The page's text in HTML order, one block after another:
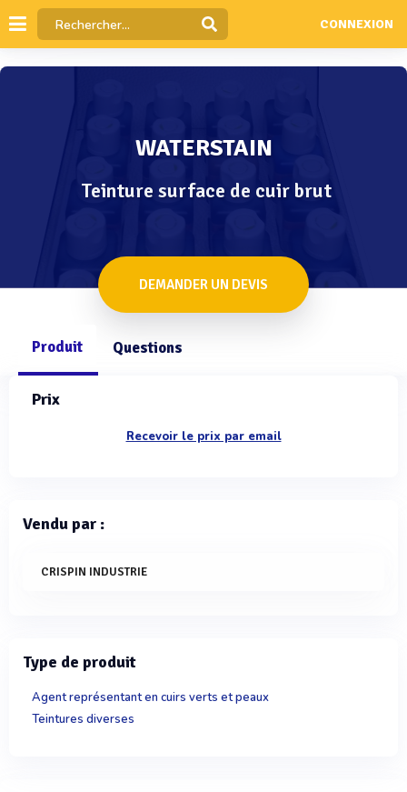
CONNEXION
WATERSTAIN
Teinture surface de cuir brut
DEMANDER UN DEVIS
Produit Questions
Prix
Recevoir le prix par email
Vendu par :
CRISPIN INDUSTRIE
Type de produit
Agent représentant en cuirs verts et peaux
Teintures diverses